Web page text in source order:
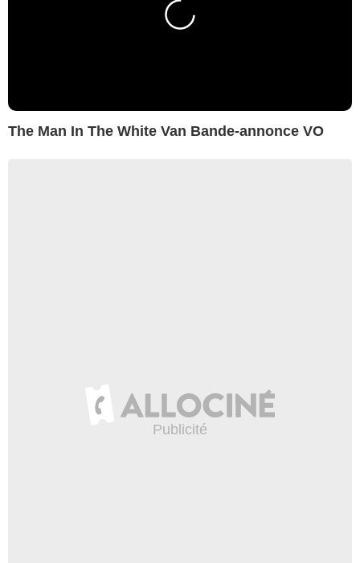
The Man In The White Van Bande-annonce VO